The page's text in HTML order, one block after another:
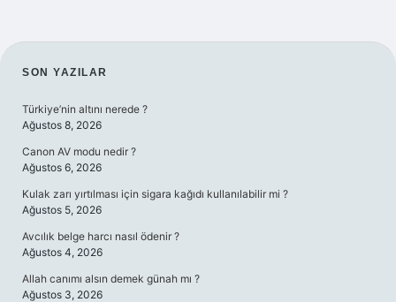
SIDEBAR
SON YAZILAR
Türkiye’nin altını nerede ?
Ağustos 8, 2026
Canon AV modu nedir ?
Ağustos 6, 2026
Kulak zarı yırtılması için sigara kağıdı kullanılabilir mi ?
Ağustos 5, 2026
Avcılık belge harcı nasıl ödenir ?
Ağustos 4, 2026
Allah canımı alsın demek günah mı ?
Ağustos 3, 2026